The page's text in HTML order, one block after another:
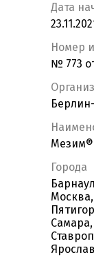
Дата
Номер
№ 773 от
Мезим®
Города